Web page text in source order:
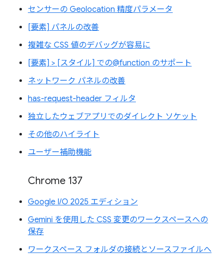
センサーの Geolocation 精度パラメータ
[要素] パネルの改善
複雑な CSS 値のデバッグが容易に
[要素] > [スタイル] での@function のサポート
ネットワーク パネルの改善
has-request-header フィルタ
独立したウェブアプリでのダイレクト ソケット
その他のハイライト
ユーザー補助機能
Chrome 137
Google I/O 2025 エディション
Gemini を使用した CSS 変更のワークスペースへの
保存
ワークスペース フォルダの接続とソースファイルへ